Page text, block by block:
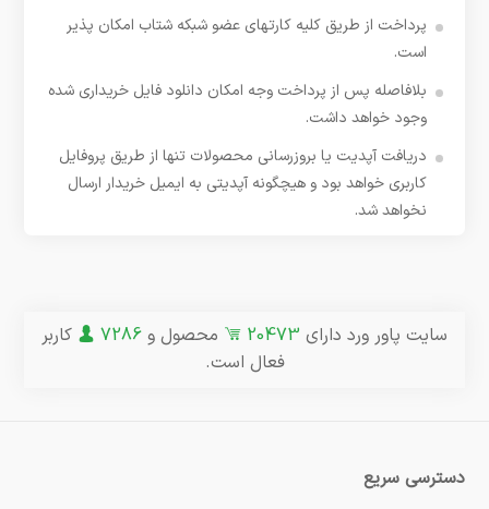
پرداخت از طریق کلیه کارتهای عضو شبکه شتاب امکان پذیر
است.
بلافاصله پس از پرداخت وجه امکان دانلود فایل خریداری شده
وجود خواهد داشت.
دریافت آپدیت یا بروزرسانی محصولات تنها از طریق پروفایل
کاربری خواهد بود و هیچگونه آپدیتی به ایمیل خریدار ارسال
نخواهد شد.
سایت پاور ورد دارای 20473 محصول و 7286
کاربر
فعال است.
دسترسی سریع